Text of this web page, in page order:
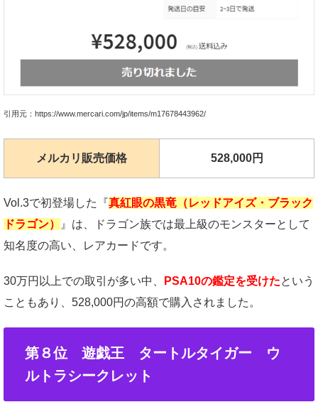
引用元：https://www.mercari.com/jp/items/m17678443962/
メルカリ販売価格 528,000円
Vol.3で初登場した『真紅眼の黒竜（レッドアイズ・ブラック
ドラゴン）
』は、ドラゴン族では最上級のモンスターとして
知名度の高い、レアカードです。
30万円以上での取引が多い中、 PSA10の鑑定を受けたという
こともあり、528,000円の高額で購入されました。
第８位 遊戯王 タートルタイガー ウ
ルトラシークレット